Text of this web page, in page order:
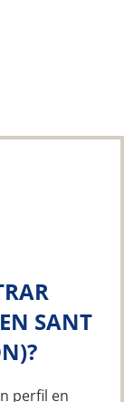
SANT
perfil en